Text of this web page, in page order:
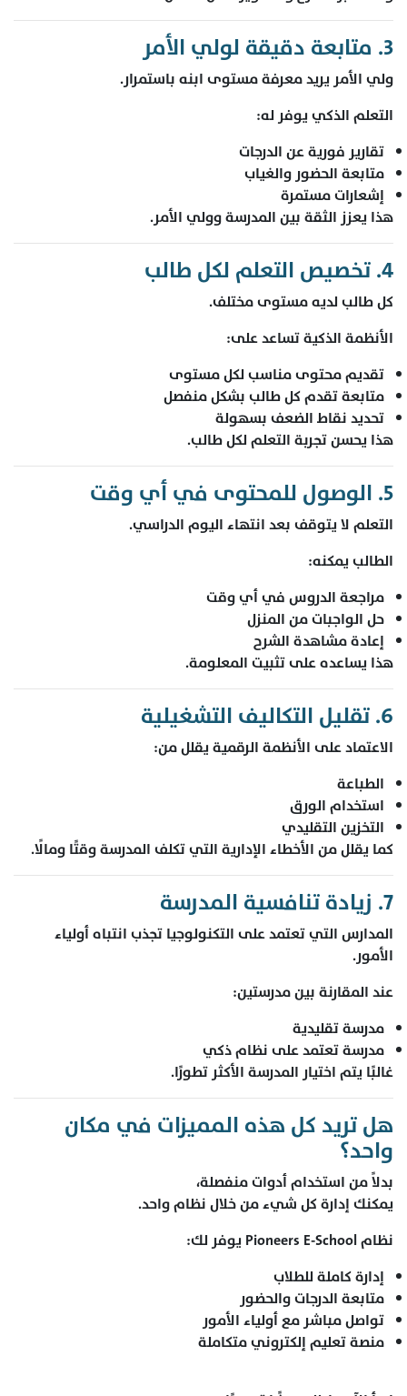
3. متابعة دقيقة لولي الأمر
ولي الأمر يريد معرفة مستوى ابنه باستمرار.
التعلم الذكي يوفر له:
تقارير فورية عن الدرجات
متابعة الحضور والغياب
إشعارات مستمرة
هذا يعزز الثقة بين المدرسة وولي الأمر.
4. تخصيص التعلم لكل طالب
كل طالب لديه مستوى مختلف.
الأنظمة الذكية تساعد على:
تقديم محتوى مناسب لكل مستوى
متابعة تقدم كل طالب بشكل منفصل
تحديد نقاط الضعف بسهولة
هذا يحسن تجربة التعلم لكل طالب.
5. الوصول للمحتوى في أي وقت
التعلم لا يتوقف بعد انتهاء اليوم الدراسي.
الطالب يمكنه:
مراجعة الدروس في أي وقت
حل الواجبات من المنزل
إعادة مشاهدة الشرح
هذا يساعده على تثبيت المعلومة.
6. تقليل التكاليف التشغيلية
الاعتماد على الأنظمة الرقمية يقلل من:
الطباعة
استخدام الورق
التخزين التقليدي
كما يقلل من الأخطاء الإدارية التي تكلف المدرسة وقتًا ومالًا.
7. زيادة تنافسية المدرسة
المدارس التي تعتمد على التكنولوجيا تجذب انتباه أولياء
الأمور.
عند المقارنة بين مدرستين:
مدرسة تقليدية
مدرسة تعتمد على نظام ذكي
غالبًا يتم اختيار المدرسة الأكثر تطورًا.
هل تريد كل هذه المميزات في مكان
واحد؟
بدلاً من استخدام أدوات منفصلة،
يمكنك إدارة كل شيء من خلال نظام واحد.
نظام Pioneers E-School يوفر لك:
إدارة كاملة للطلاب
متابعة الدرجات والحضور
تواصل مباشر مع أولياء الأمور
منصة تعليم إلكتروني متكاملة